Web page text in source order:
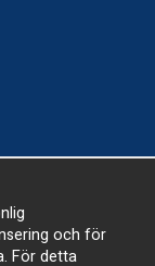
och för
För detta